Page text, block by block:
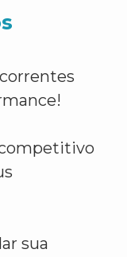
sua